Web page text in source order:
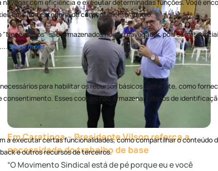
Em Caratinga – Presidente Vilson reforça a
necessidade do trabalho de base
“O Movimento Sindical está de pé porque eu e você